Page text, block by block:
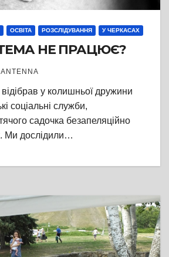
ОСВІТА РОЗСЛІДУВАННЯ У ЧЕРКАСАХ
НЕ ПРАЦЮЄ?
ANTENNA
у колишньої дружини
соціальні служби,
садочка безапеляційно
Ми дослідили…